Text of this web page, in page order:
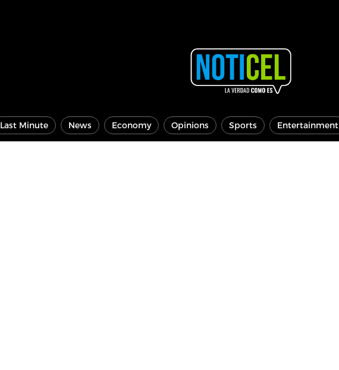
Last Minute News Economy Opinions Sports Entertainment